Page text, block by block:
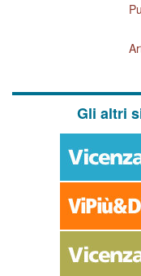
Gli altri